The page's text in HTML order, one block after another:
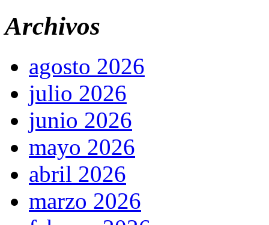
Archivos
agosto 2026
julio 2026
junio 2026
mayo 2026
abril 2026
marzo 2026